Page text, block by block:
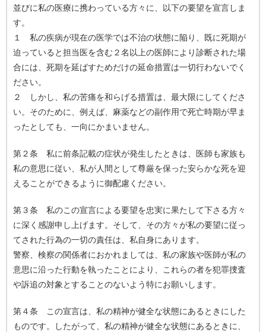
並びに私の医療に携わっている方々に、以下の要望を宣言しま
す。
１ 私の疾病が現在の医学では不治の状態に陥り、既に死期が
迫っていると担当医を含む２名以上の医師により診断された場
合には、死期を延ばすためだけの延命措置は一切行わないでく
ださい。
２ しかし、私の苦痛を和らげる措置は、最大限にしてくださ
い。そのために、例えば、麻薬などの副作用で死亡時期が早ま
ったとしても、一向にかまいません。
第２条 私に前条記載の症状が発生したときは、医師も家族も
私の意思に従い、私が人間として尊厳を保った安らかな死を迎
えることができるように御配慮ください。
第３条 私のこの宣言による要望を忠実に果たして下さる方々
に深く感謝申し上げます。そして、その方々が私の要望に従っ
てされた行為の一切の責任は、私自身にあります。
警察、検察の関係者におかれましては、私の家族や医師が私の
意思に沿った行動を執ったことにより、これらの者を犯罪捜査
や訴追の対象とすることのないよう特にお願いします。
第４条 この宣言は、私の精神が健全な状態にあるときにした
ものです。したがって、私の精神が健全な状態にあるときに、